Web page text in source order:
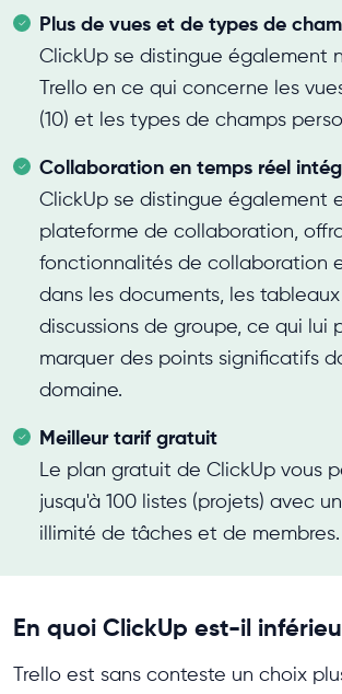
Plus de vues et de types de
ClickUp se distingue également
Trello en ce qui concerne les
(10) et les types de champs
Collaboration en temps réel
ClickUp se distingue également
plateforme de collaboration,
fonctionnalités de collaboration
dans les documents, les
discussions de groupe, ce qui lui
marquer des points significatifs
domaine.
Meilleur tarif gratuit
Le plan gratuit de ClickUp vous
jusqu'à 100 listes (projets) avec
illimité de tâches et de membres.
En quoi ClickUp est-il
Trello est sans conteste un choix